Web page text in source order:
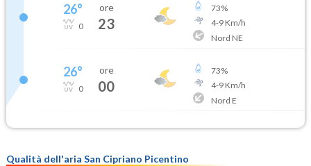
26°
0
ore
23
73%
4-9Km/h
Nord NE
26°
0
ore
00
73%
4-9Km/h
Nord E
Qualità dell'aria San Cipriano Picentino